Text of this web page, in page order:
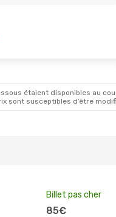
étaient disponibles au
sont susceptibles d’être
Billet pas cher
85€